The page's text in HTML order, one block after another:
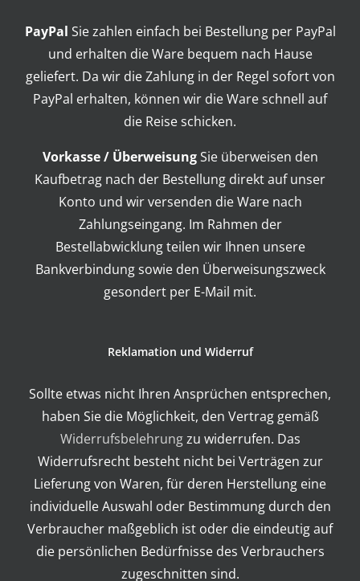
PayPal Sie zahlen einfach bei Bestellung per PayPal
und erhalten die Ware bequem nach Hause
geliefert. Da wir die Zahlung in der Regel sofort von
PayPal erhalten, können wir die Ware schnell auf
die Reise schicken.
Vorkasse / ÜberweisungSie überweisen den
Kaufbetrag nach der Bestellung direkt auf unser
Konto und wir versenden die Ware nach
Zahlungseingang. Im Rahmen der
Bestellabwicklung teilen wir Ihnen unsere
Bankverbindung sowie den Überweisungszweck
gesondert per E-Mail mit.
Reklamation und Widerruf
Sollte etwas nicht Ihren Ansprüchen entsprechen,
haben Sie die Möglichkeit, den Vertrag gemäß
Widerrufsbelehrungzu widerrufen. Das
Widerrufsrecht besteht nicht bei Verträgen zur
Lieferung von Waren, für deren Herstellung eine
individuelle Auswahl oder Bestimmung durch den
Verbraucher maßgeblich ist oder die eindeutig auf
die persönlichen Bedürfnisse des Verbrauchers
zugeschnitten sind.